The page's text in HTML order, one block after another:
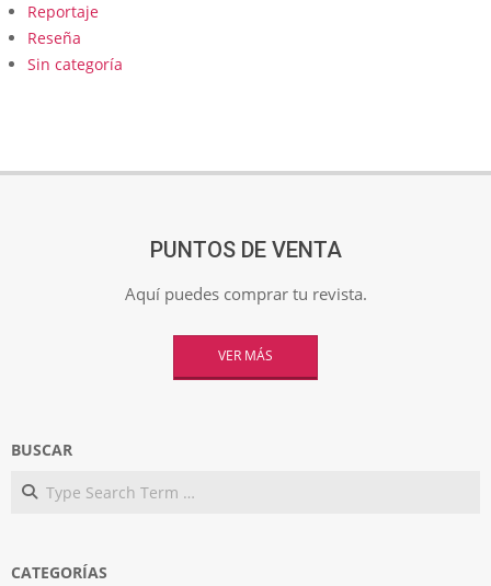
Reportaje
Reseña
Sin categoría
PUNTOS DE VENTA
Aquí puedes comprar tu revista.
VER MÁS
BUSCAR
Search
CATEGORÍAS